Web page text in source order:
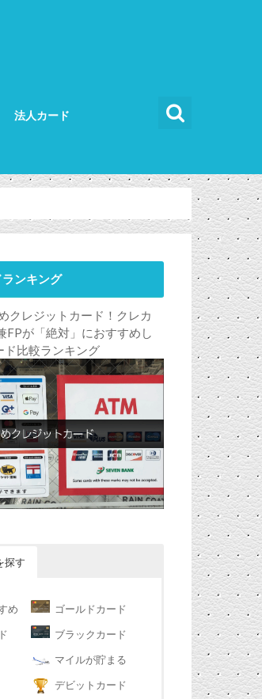
法人カード
ンキング
クレジットカード！クレカ
FPが「絶対」におすすめし
ド比較ランキング
探す
め
ゴールドカード
ブラックカード
マイルが貯まる
デビットカード